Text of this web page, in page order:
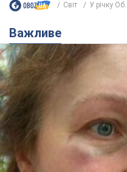
Світ У річку
Важливе